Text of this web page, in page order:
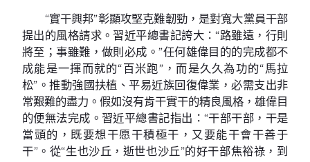
“實干興邦”彰顯攻堅克難韌勁，是對寬大黨員干部
提出的風格請求。習近平總書記誇大：“路雖遠，行則
將至；事雖難，做則必成。”任何雄偉目的的完成都不
成能是一揮而就的“百米跑”，而是久久為功的“馬拉
松”。推動強國扶植、平易近族回復偉業，必需支出非
常艱難的盡力。假如沒有肯干實干的精良風格，雄偉目
的便無法完成。習近平總書記指出：“干部干部，干是
當頭的，既要想干愿干積極干，又要能干會干善于
干”。從“生也沙丘，逝世也沙丘”的好干部焦裕祿，到